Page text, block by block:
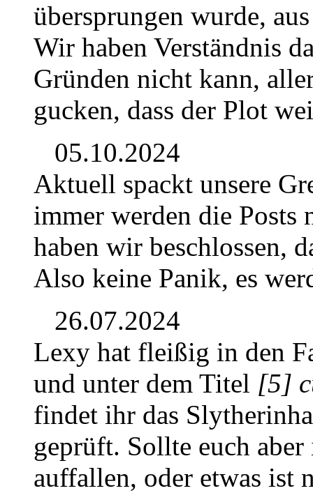
übersprungen wurde,
Wir haben Verständnis
Gründen nicht kann,
gucken, dass der Plot
05.10.2024
Aktuell spackt unsere
immer werden die
haben wir beschlossen,
Also keine Panik, es
26.07.2024
Lexy hat fleißig in den
und unter dem Titel [5]
findet ihr das
geprüft. Sollte euch
auffallen, oder etwas ist